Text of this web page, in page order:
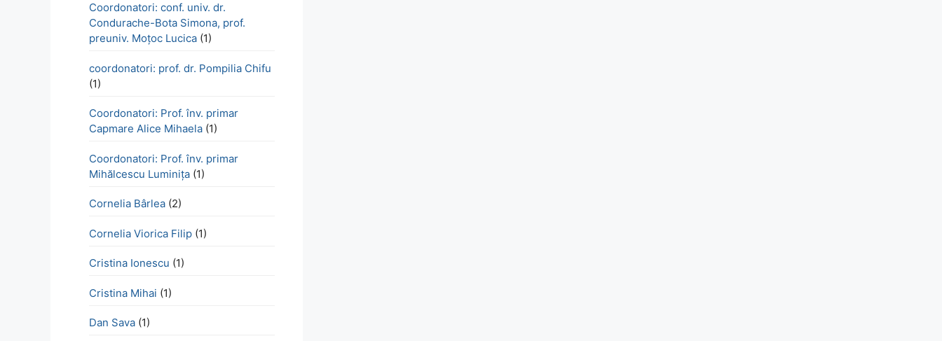
Coordonatori: conf. univ. dr.
Condurache-Bota Simona, prof.
preuniv. Moțoc Lucica (1)
coordonatori: prof. dr. Pompilia Chifu
(1)
Coordonatori: Prof. înv. primar
Capmare Alice Mihaela (1)
Coordonatori: Prof. înv. primar
Mihălcescu Luminița (1)
Cornelia Bârlea (2)
Cornelia Viorica Filip (1)
Cristina Ionescu (1)
Cristina Mihai (1)
Dan Sava (1)